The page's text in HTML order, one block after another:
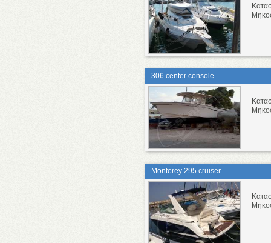
306 center console
Monterey 295 cruiser